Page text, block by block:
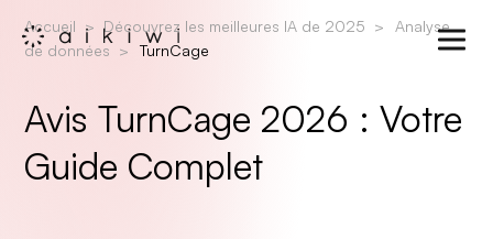
Accueil Découvrez les meilleures IA de 2025
Analyse
de données
TurnCage
Avis TurnCage 2026 : Votre
Guide Complet